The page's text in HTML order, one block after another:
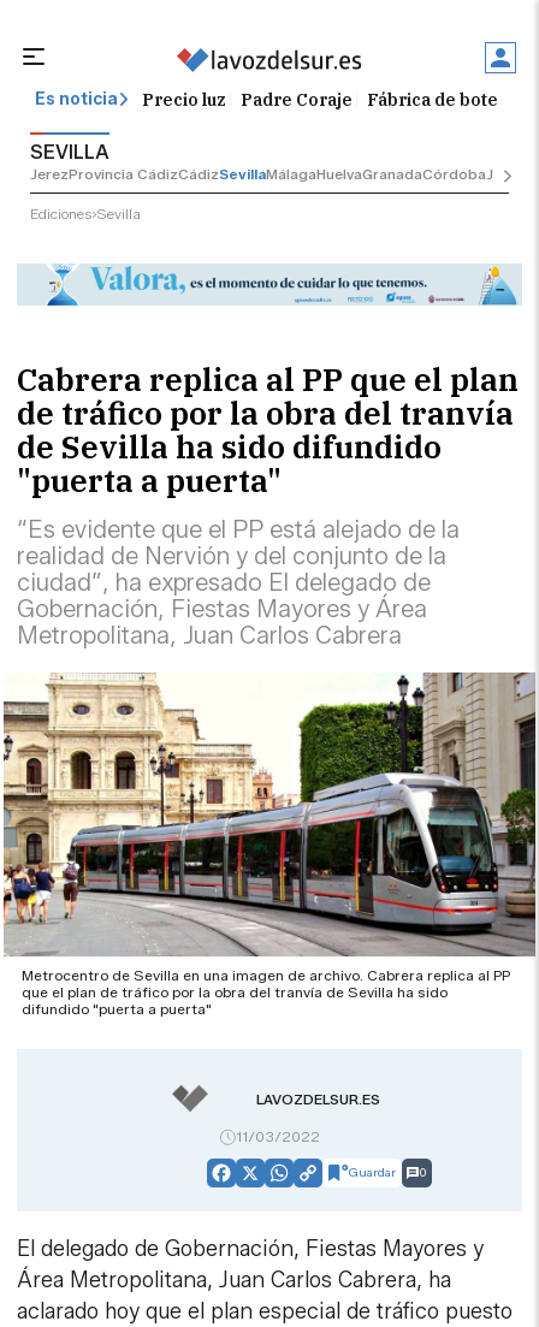
Es noticia Precio luz Padre Coraje Fábrica de botellas
SEVILLA
JerezProvincia CádizCádizSevillaMálagaHuelvaGranadaCórdobaJaén
Ediciones Sevilla
Cabrera replica al PP que el plan
de tráfico por la obra del tranvía
de Sevilla ha sido difundido
"puerta a puerta"
“Es evidente que el PP está alejado de la
realidad de Nervión y del conjunto de la
ciudad”, ha expresado El delegado de
Gobernación, Fiestas Mayores y Área
Metropolitana, Juan Carlos Cabrera
Metrocentro de Sevilla en una imagen de archivo. Cabrera replica al PP
que el plan de tráfico por la obra del tranvía de Sevilla ha sido
difundido "puerta a puerta"
LAVOZDELSUR.ES
11/03/2022
Facebook
X WhatsApp
CopyGuardar 0
El delegado de Gobernación, Fiestas Mayores y
Área Metropolitana, Juan Carlos Cabrera, ha
aclarado hoy que el plan especial de tráfico puesto